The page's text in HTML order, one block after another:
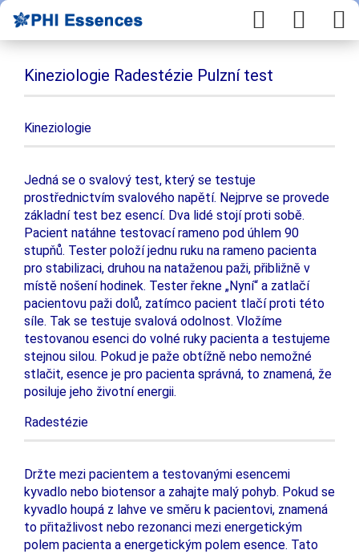
Kineziologie Radestézie Pulzní test
Kineziologie
Jedná se o svalový test, který se testuje
prostřednictvím svalového napětí. Nejprve se provede
základní test bez esencí. Dva lidé stojí proti sobě.
Pacient natáhne testovací rameno pod úhlem 90
stupňů. Tester položí jednu ruku na rameno pacienta
pro stabilizaci, druhou na nataženou paži, přibližně v
místě nošení hodinek. Tester řekne „Nyní“ a zatlačí
pacientovu paži dolů, zatímco pacient tlačí proti této
síle. Tak se testuje svalová odolnost. Vložíme
testovanou esenci do volné ruky pacienta a testujeme
stejnou silou. Pokud je paže obtížně nebo nemožné
stlačit, esence je pro pacienta správná, to znamená, že
posiluje jeho životní energii.
Radestézie
Držte mezi pacientem a testovanými esencemi
kyvadlo nebo biotensor a zahajte malý pohyb. Pokud se
kyvadlo houpá z lahve ve směru k pacientovi, znamená
to přitažlivost nebo rezonanci mezi energetickým
polem pacienta a energetickým polem esence. Tato